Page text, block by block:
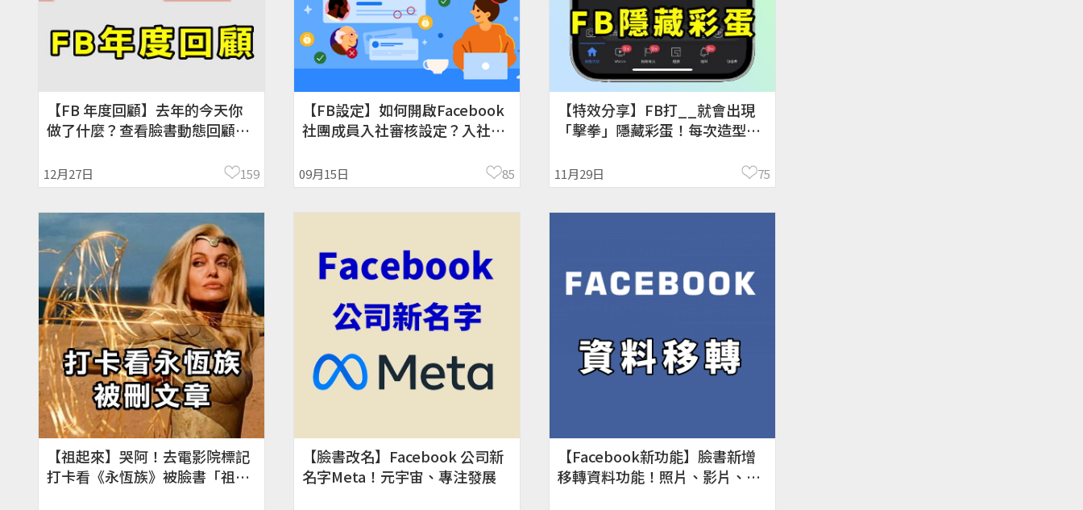
【FB 年度回顧】去年的今天你
做了什麼？查看臉書動態回顧！
12月27日 159
【FB設定】如何開啟Facebook
社團成員入社審核設定？入社回
09月15日 85
【特效分享】FB打__就會出現
「擊拳」隱藏彩蛋！每次造型都
11月29日 75
【祖起來】哭阿！去電影院標記
打卡看《永恆族》被臉書「祖
【臉書改名】Facebook 公司新
名字Meta！元宇宙、專注發展
【Facebook新功能】臉書新增
移轉資料功能！照片、影片、行